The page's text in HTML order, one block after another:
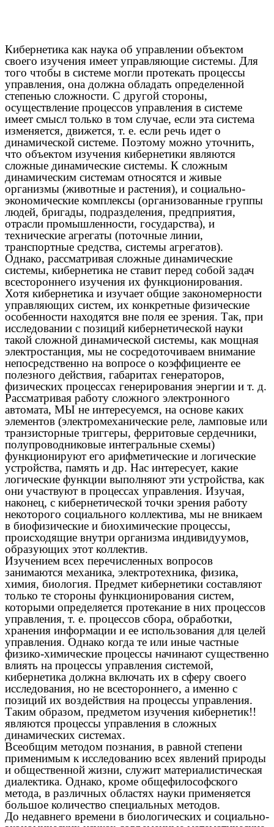
Кибернетика как наука об управлении объектом
своего изучения имеет управляющие системы. Для
того чтобы в системе могли протекать процессы
управления, она должна обладать определенной
степенью сложности. С другой стороны,
осуществление процессов управления в системе
имеет смысл только в том случае, если эта система
изменяется, движется, т. е. если речь идет о
динамической системе. Поэтому можно уточнить,
что объектом изучения кибернетики являются
сложные динамические системы. К сложным
динамическим системам относятся и живые
организмы (животные и растения), и социально-
экономические комплексы (организованные группы
людей, бригады, подразделения, предприятия,
отрасли промышленности, государства), и
технические агрегаты (поточные линии,
транспортные средства, системы агрегатов).
Однако, рассматривая сложные динамические
системы, кибернетика не ставит перед собой задач
всестороннего изучения их функционирования.
Хотя кибернетика и изучает общие закономерности
управляющих систем, их конкретные физические
особенности находятся вне поля ее зрения. Так, при
исследовании с позиций кибернетической науки
такой сложной динамической системы, как мощная
электростанция, мы не сосредоточиваем внимание
непосредственно на вопросе о коэффициенте ее
полезного действия, габаритах генераторов,
физических процессах генерирования энергии и т. д.
Рассматривая работу сложного электронного
автомата, МЫ не интересуемся, на основе каких
элементов (электромеханические реле, ламповые или
транзисторные триггеры, ферритовые сердечники,
полупроводниковые интегральные схемы)
функционируют его арифметические и логические
устройства, память и др. Нас интересует, какие
логические функции выполняют эти устройства, как
они участвуют в процессах управления. Изучая,
наконец, с кибернетической точки зрения работу
некоторого социального коллектива, мы не вникаем
в биофизические и биохимические процессы,
происходящие внутри организма индивидуумов,
образующих этот коллектив.
Изучением всех перечисленных вопросов
занимаются механика, электротехника, физика,
химия, биология. Предмет кибернетики составляют
только те стороны функционирования систем,
которыми определяется протекание в них процессов
управления, т. е. процессов сбора, обработки,
хранения информации и ее использования для целей
управления. Однако когда те или иные частные
физико-химические процессы начинают существенно
влиять на процессы управления системой,
кибернетика должна включать их в сферу своего
исследования, но не всестороннего, а именно с
позиций их воздействия на процессы управления.
Таким образом, предметом изучения кибернетик!!
являются процессы управления в сложных
динамических системах.
Всеобщим методом познания, в равной степени
применимым к исследованию всех явлений природы
и общественной жизни, служит материалистическая
диалектика. Однако, кроме общефилософского
метода, в различных областях науки применяется
большое количество специальных методов.
До недавнего времени в биологических и социально-